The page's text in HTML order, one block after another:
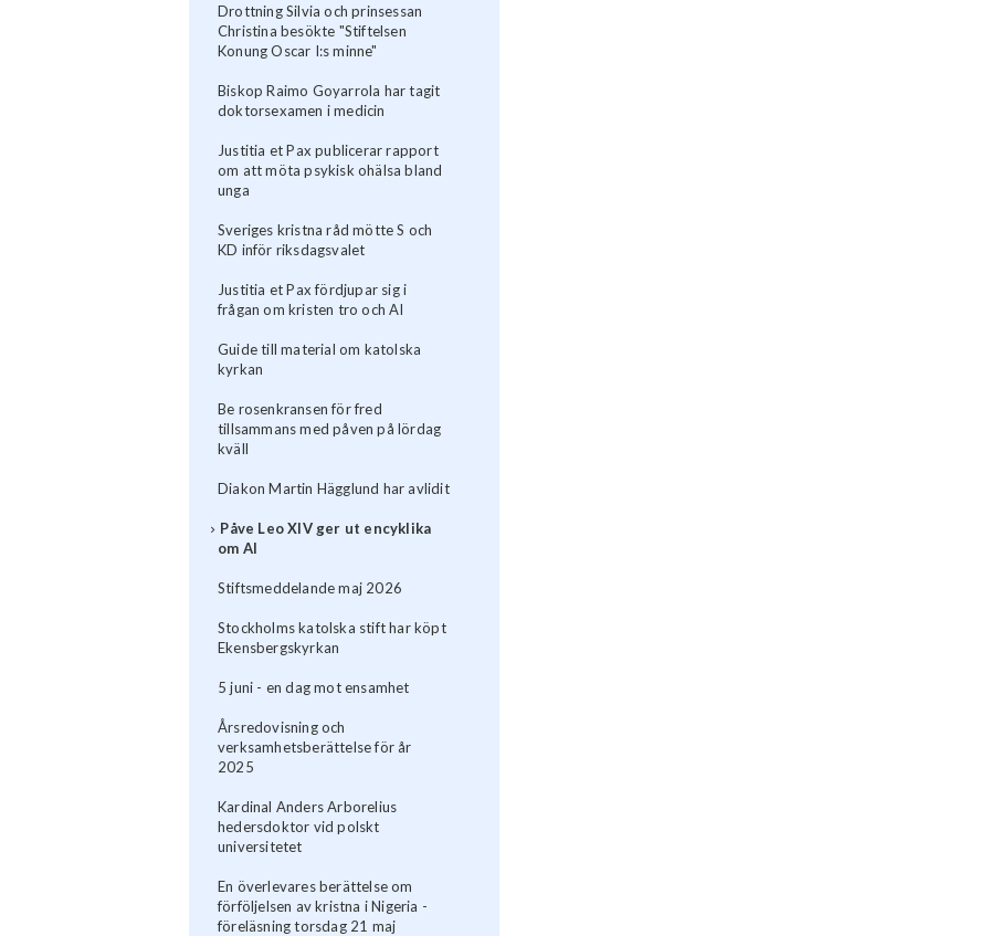
Drottning Silvia och prinsessan
Christina besökte "Stiftelsen
Konung Oscar I:s minne"
Biskop Raimo Goyarrola har tagit
doktorsexamen i medicin
Justitia et Pax publicerar rapport
om att möta psykisk ohälsa bland
unga
Sveriges kristna råd mötte S och
KD inför riksdagsvalet
Justitia et Pax fördjupar sig i
frågan om kristen tro och AI
Guide till material om katolska
kyrkan
Be rosenkransen för fred
tillsammans med påven på lördag
kväll
Diakon Martin Hägglund har avlidit
Påve Leo XIV ger ut encyklika
om AI
Stiftsmeddelande maj 2026
Stockholms katolska stift har köpt
Ekensbergskyrkan
5 juni - en dag mot ensamhet
Årsredovisning och
verksamhetsberättelse för år
2025
Kardinal Anders Arborelius
hedersdoktor vid polskt
universitetet
En överlevares berättelse om
förföljelsen av kristna i Nigeria -
föreläsning torsdag 21 maj